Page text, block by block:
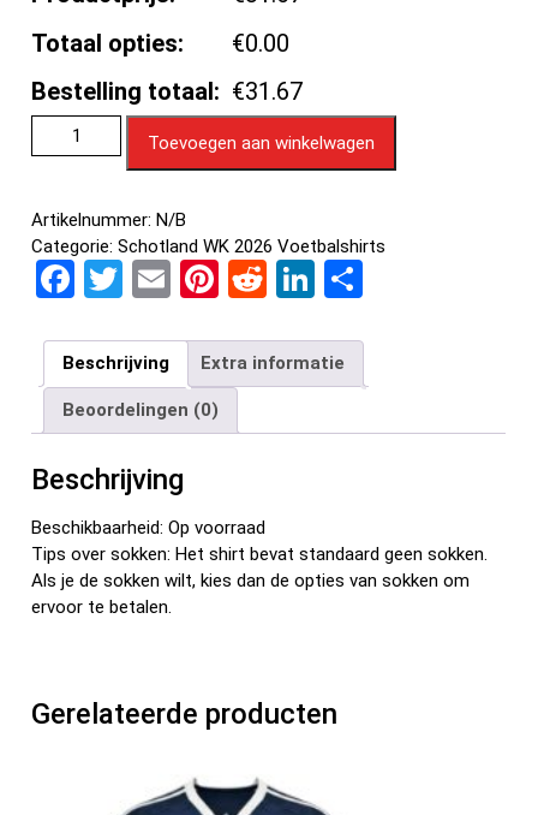
Totaal opties:
€0.00
Bestelling totaal: €31.67
Toevoegen aan winkelwagen
Artikelnummer:N/B
Categorie:Schotland WK 2026 Voetbalshirts
F
ce
b
o
o
k
T
tt
er
E
ail
Pi
er
es
t
R
d
di
t
Li
ke
dI
n
e
n
Beschrijving Extra informatie
Beoordelingen (0)
Beschrijving
Beschikbaarheid: Op voorraad
Tips over sokken: Het shirt bevat standaard geen sokken.
Als je de sokken wilt, kies dan de opties van sokken om
ervoor te betalen.
Gerelateerde producten